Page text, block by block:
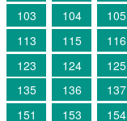
103
104 105
113
115 116
123
124 125
135
136 137
151
153 154